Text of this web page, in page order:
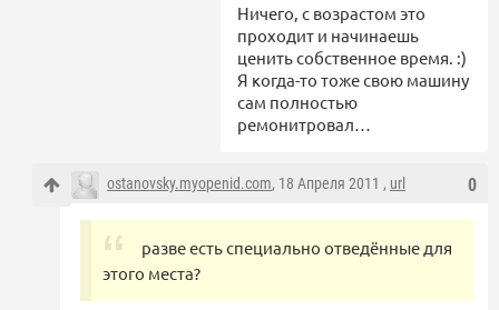
Ничего, с возрастом это
проходит и начинаешь
ценить собственное время. :)
Я когда-то тоже свою машину
сам полностью
ремонитровал…
0
ostanovsky.myopenid.com, 18 Апреля 2011 , url
разве есть специально отведённые для
этого места?